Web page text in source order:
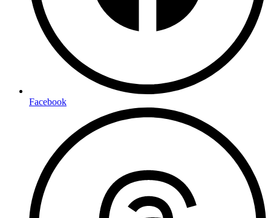
Facebook